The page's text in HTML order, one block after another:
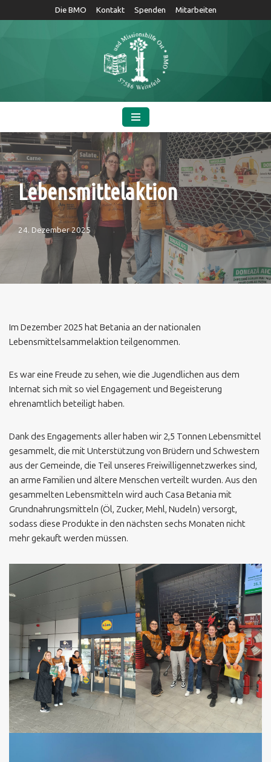
Die BMO Kontakt Spenden Mitarbeiten
Lebensmittelaktion
24. Dezember 2025
Im Dezember 2025 hat Betania an der nationalen
Lebensmittelsammelaktion teilgenommen.
Es war eine Freude zu sehen, wie die Jugendlichen aus dem
Internat sich mit so viel Engagement und Begeisterung
ehrenamtlich beteiligt haben.
Dank des Engagements aller haben wir 2,5 Tonnen Lebensmittel
gesammelt, die mit Unterstützung von Brüdern und Schwestern
aus der Gemeinde, die Teil unseres Freiwilligennetzwerkes sind,
an arme Familien und ältere Menschen verteilt wurden. Aus den
gesammelten Lebensmitteln wird auch Casa Betania mit
Grundnahrungsmitteln (Öl, Zucker, Mehl, Nudeln) versorgt,
sodass diese Produkte in den nächsten sechs Monaten nicht
mehr gekauft werden müssen.